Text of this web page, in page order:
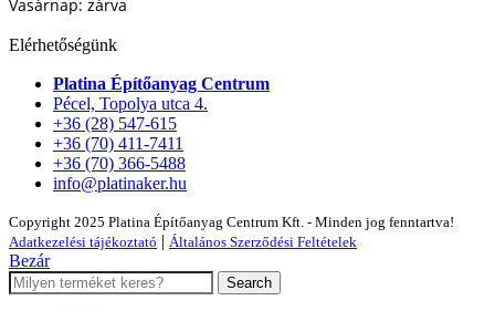
Vasárnap: zárva
Elérhetőségünk
Platina Építőanyag Centrum
Pécel, Topolya utca 4.
+36 (28) 547-615
+36 (70) 411-7411
+36 (70) 366-5488
info@platinaker.hu
Copyright 2025 Platina Építőanyag Centrum Kft. - Minden jog fenntartva!
Adatkezelési tájékoztató | Általános Szerződési Feltételek
Bezár
Search